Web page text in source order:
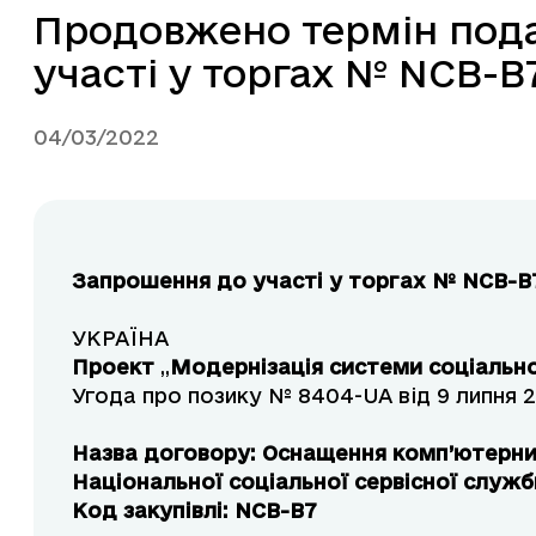
Продовжено термін
участі у торгах № NCB-
04/03/2022
Запрошення до участі у торгах № NCB-
УКРАЇНА
Проект „Модернізація системи
Угода про позику № 8404-UA від 9 липня
Назва договору: Оснащення
Національної соціальної сервісної
Код закупівлі: NCB-B7